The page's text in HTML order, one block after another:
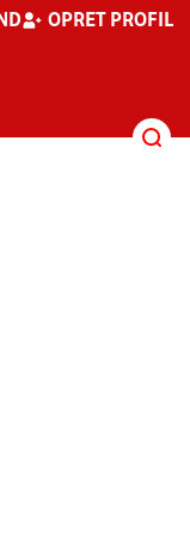
OPRET PROFIL